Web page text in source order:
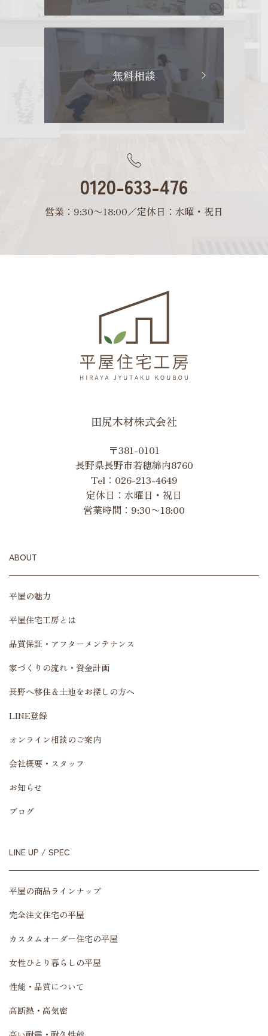
無料相談
0120-633-476
営業：9:30〜18:00／定休日：水曜・祝日
田尻木材株式会社
〒381-0101
長野県長野市若穂綿内8760
Tel： 026-213-4649
定休日：水曜日・祝日
営業時間：9:30〜18:00
ABOUT
平屋の魅力
平屋住宅工房とは
品質保証・アフターメンテナンス
家づくりの流れ・資金計画
長野へ移住＆土地をお探しの方へ
LINE登録
オンライン相談のご案内
会社概要・スタッフ
お知らせ
ブログ
LINE UP / SPEC
平屋の商品ラインナップ
完全注文住宅の平屋
カスタムオーダー住宅の平屋
女性ひとり暮らしの平屋
性能・品質について
高断熱・高気密